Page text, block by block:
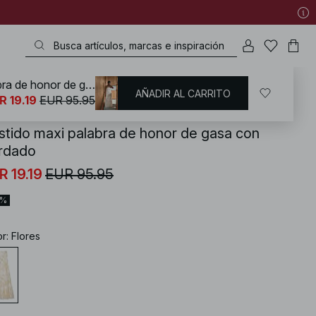
/ Vestidos / Vestidos palabra de honor
maxi palabra de honor de gasa con
19.19 EUR 95.95
: Flores
Vestido maxi palabra de honor de gasa con bordado
19.19 EUR 95.95 AÑADIR AL CARRITO